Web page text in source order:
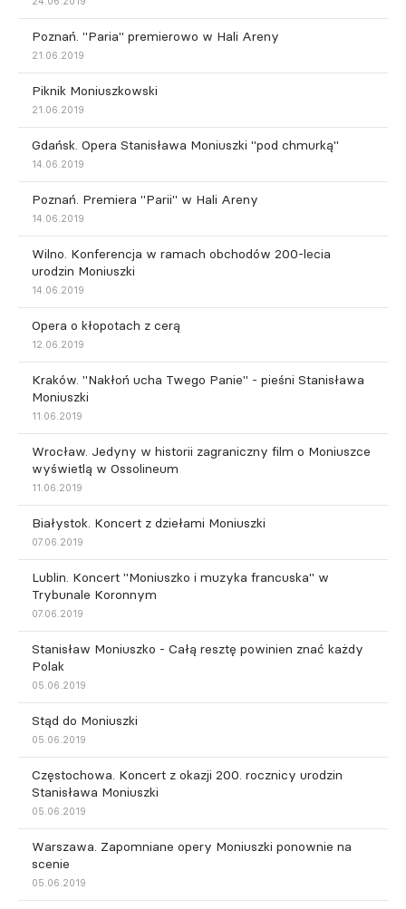
Poznań. "Paria" premierowo w Hali Areny
21.06.2019
Piknik Moniuszkowski
21.06.2019
Gdańsk. Opera Stanisława Moniuszki "pod chmurką"
14.06.2019
Poznań. Premiera "Parii" w Hali Areny
14.06.2019
Wilno. Konferencja w ramach obchodów 200-lecia
urodzin Moniuszki
14.06.2019
Opera o kłopotach z cerą
12.06.2019
Kraków. "Nakłoń ucha Twego Panie" - pieśni Stanisława
Moniuszki
11.06.2019
Wrocław. Jedyny w historii zagraniczny film o Moniuszce
wyświetlą w Ossolineum
11.06.2019
Białystok. Koncert z dziełami Moniuszki
07.06.2019
Lublin. Koncert "Moniuszko i muzyka francuska" w
Trybunale Koronnym
07.06.2019
Stanisław Moniuszko - Całą resztę powinien znać każdy
Polak
05.06.2019
Stąd do Moniuszki
05.06.2019
Częstochowa. Koncert z okazji 200. rocznicy urodzin
Stanisława Moniuszki
05.06.2019
Warszawa. Zapomniane opery Moniuszki ponownie na
scenie
05.06.2019